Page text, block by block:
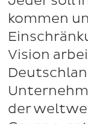
kommen
Vision
der